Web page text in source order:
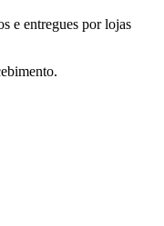
e entregues por lojas